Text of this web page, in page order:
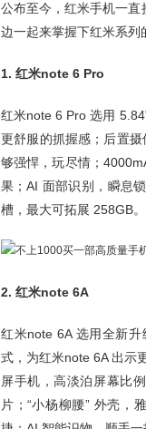
公布至今，红米手机一
边一起来掌握下红米系列
1. 红米note 6 Pro
红米note 6 Pro 选用
更舒服的抓握感；后置
够强悍，玩尽情；
果；AI 面部识别，瞬息
槽，最大可拓展 258GB
2. 红米note 6A
红米note 6A 选用全新
式，为红米note 6A 出示
屏手机，高淡泊屏幕比
片；“小杨柳腰” 外壳，